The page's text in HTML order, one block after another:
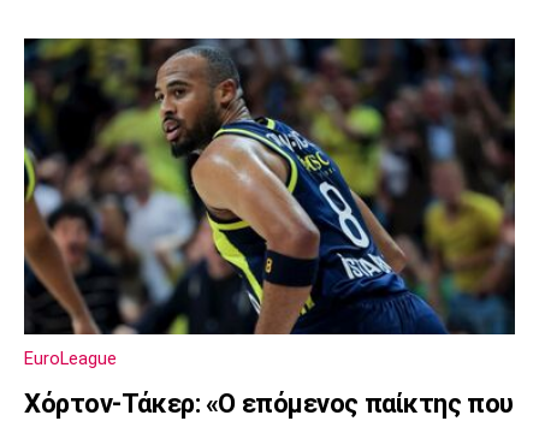
EuroLeague
Χόρτον-Τάκερ: «Ο επόμενος παίκτης που